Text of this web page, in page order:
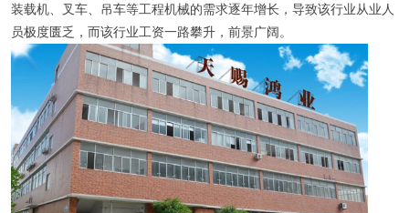
装载机、叉车、吊车等工程机械的需求逐年增长，导致该行业从业人
员极度匮乏，而该行业工资一路攀升，前景广阔。